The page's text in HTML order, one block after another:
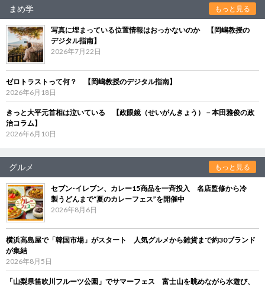
まめ学 もっと見る
写真に埋まっている位置情報はおっかないのか 【岡嶋教授の
デジタル指南】
2026年7月22日
ゼロトラストって何？ 【岡嶋教授のデジタル指南】
2026年6月18日
きっと大平元首相は泣いている 【政眼鏡（せいがんきょう）－本田雅俊の政
治コラム】
2026年6月10日
グルメ もっと見る
セブン‐イレブン、カレー15商品を一斉投入 名店監修から冷
製うどんまで“夏のカレーフェス”を開催中
2026年8月6日
横浜高島屋で「韓国市場」がスタート 人気グルメから雑貨まで約30ブランド
が集結
2026年8月5日
「山梨県笛吹川フルーツ公園」でサマーフェス 富士山を眺めながら水遊び、